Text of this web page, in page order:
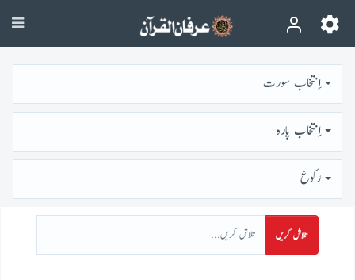
اِنتخاب سورت
اِنتخاب پارہ
رُكوع
تلاش کریں